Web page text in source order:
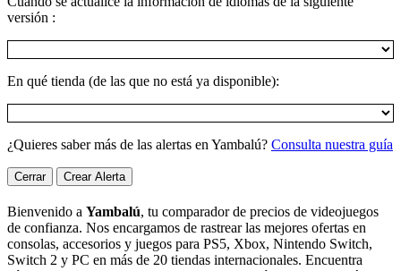
versión :
En qué tienda (de las que no está ya disponible):
¿Quieres saber más de las alertas en Yambalú? Consulta nuestra guía
Cerrar Crear Alerta
Bienvenido a Yambalú, tu comparador de precios de videojuegos
de confianza. Nos encargamos de rastrear las mejores ofertas en
consolas, accesorios y juegos para PS5, Xbox, Nintendo Switch,
Switch 2 y PC en más de 20 tiendas internacionales. Encuentra